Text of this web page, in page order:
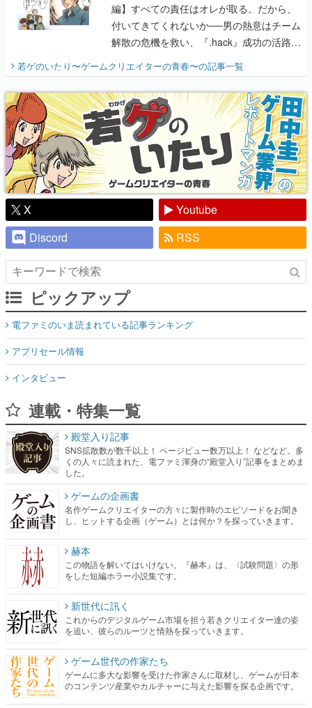
編】すべての責任はオレが取る。だから、
付いてきてくれないか──男の熱意はチーム
解散の危機を救い、『.hack』成功の活路を
開く。業界の快男児・松山 洋に流れる血は
『少年ジャンプ』色だった【若ゲのいた
り】
若ゲのいたり〜ゲームクリエイターの青春〜の記事一覧
X
Youtube
Discord
RSS
ピックアップ
電ファミのいま読まれている記事ランキング
アプリセール情報
インタビュー
連載・特集一覧
殿堂入り記事
SNS拡散数が数千以上！ ページビュー数万以上！ などなど。多
くの人々に読まれた、電ファミ渾身の“殿堂入り”記事をまとめま
した。
ゲームの企画書
名作ゲームクリエイターの方々に製作時のエピソードをお聞き
し、ヒットする企画（ゲーム）とは何か？を探っていきます。
赫本
この物語を解いてはいけない。『赫本』は、〈試験問題〉の形
をした短編ホラー小説集です。
新世代に訊く
これからのデジタルゲーム市場を担う若きクリエイター達の姿
を追い、彼らのルーツと情熱を探っていきます。
ゲーム世代の作家たち
ゲームに多大な影響を受けた作家さんに取材し、ゲームが日本
のコンテンツ産業やカルチャーに与えた影響を探る企画です。